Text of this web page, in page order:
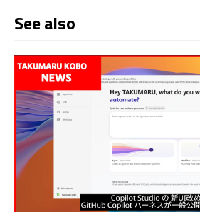
See also